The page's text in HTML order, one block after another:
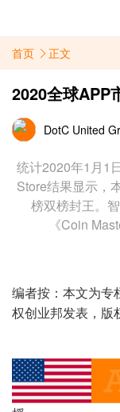
首页 正文
2020全球APP
DotC United
统计2020年1月1
Store结果显示，
榜双榜封王。
《Coin
编者按：本文为专
权创业邦发表，版